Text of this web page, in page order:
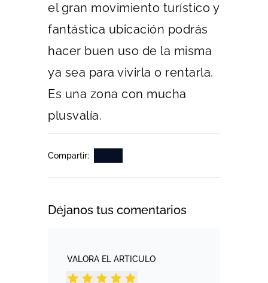
el gran movimiento turístico y
fantástica ubicación podrás
hacer buen uso de la misma
ya sea para vivirla o rentarla.
Es una zona con mucha
plusvalía.
Compartir:
Déjanos tus comentarios
VALORA EL ARTICULO